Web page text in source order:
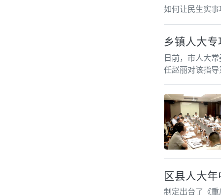
如何让民生实
乡镇人大
日前，市人大
任赵丽对该指
区县人大
制定出台了《